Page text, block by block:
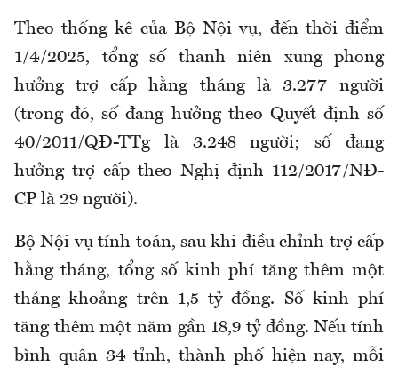
Theo thống kê của Bộ Nội vụ, đến thời điểm
1/4/2025, tổng số thanh niên xung phong
hưởng trợ cấp hằng tháng là 3.277 người
(trong đó, số đang hưởng theo Quyết định số
40/2011/QĐ-TTg là 3.248 người; số đang
hưởng trợ cấp theo Nghị định 112/2017/NĐ-
CP là 29 người).
Bộ Nội vụ tính toán, sau khi điều chỉnh trợ cấp
hằng tháng, tổng số kinh phí tăng thêm một
tháng khoảng trên 1,5 tỷ đồng. Số kinh phí
tăng thêm một năm gần 18,9 tỷ đồng. Nếu tính
bình quân 34 tỉnh, thành phố hiện nay, mỗi